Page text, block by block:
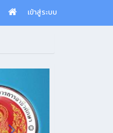
เข้าสู่ระบบ